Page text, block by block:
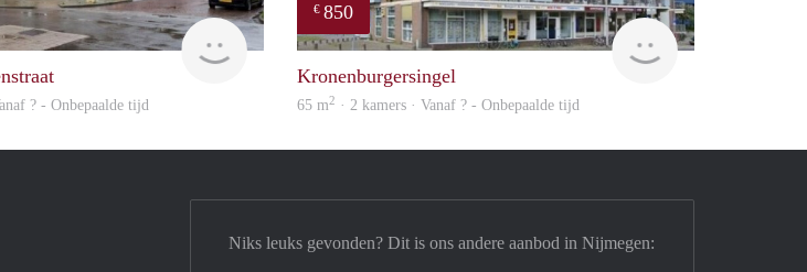
rent
? - Onbepaalde tijd
€ 850
finder
Kronenburgersingel
65 m2 · 2 kamers · Vanaf ? - Onbepaalde tijd
Niks leuks gevonden? Dit is ons andere aanbod in Nijmegen: